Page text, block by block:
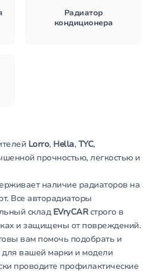
Радиатор
кондиционера
Lorro, Hella, TYC,
прочностью, легкостью и
наличие радиаторов на
Все авторадиаторы
склад EVryCARстрого в
и защищены от повреждений.
вам помочь подобрать и
для вашей марки и модели
проводите профилактические